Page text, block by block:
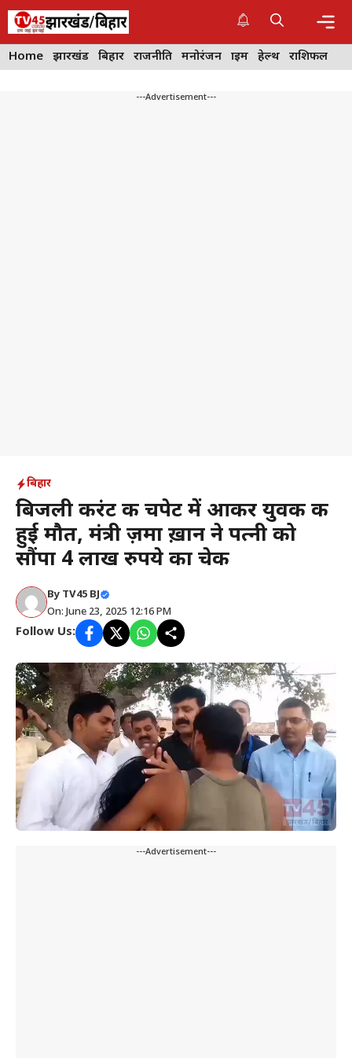
Skip
content
Home झारखंड बिहार राजनीति मनोरंजन क्राइम हेल्थ राशिफल
---Advertisement---
बिहार
बिजली करंट की चपेट में आकर युवक की
हुई मौत, मंत्री ज़मा ख़ान ने पत्नी को
सौंपा 4 लाख रुपये का चेक
By TV45 BJ
On: June 23, 2025 12:16 PM
Follow Us:
---Advertisement---